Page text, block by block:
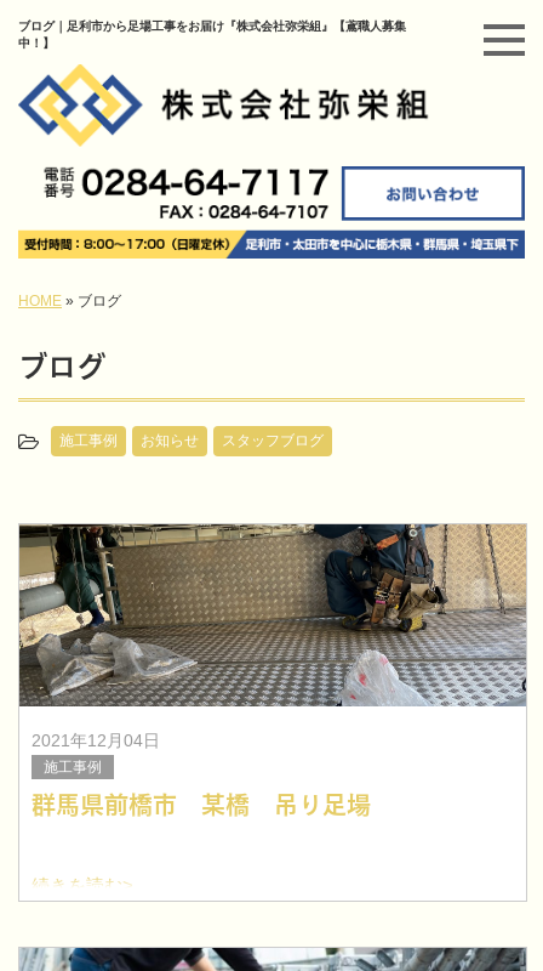
ブログ｜足利市から足場工事をお届け『株式会社弥栄組』【鳶職人募集
中！】
HOME » ブログ
ブログ
施工事例 お知らせ スタッフブログ
2021年12月04日
施工事例
群馬県前橋市 某橋 吊り足場
続きを読む>